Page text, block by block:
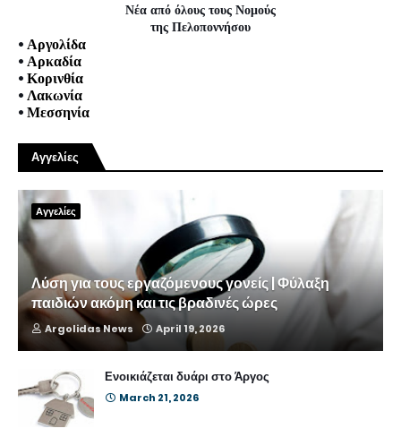
Νέα από όλους τους Νομούς
της Πελοποννήσου
• Αργολίδα
• Αρκαδία
• Κορινθία
• Λακωνία
• Μεσσηνία
Αγγελίες
Αγγελίες
Λύση για τους εργαζόμενους γονείς | Φύλαξη
παιδιών ακόμη και τις βραδινές ώρες
Argolidas News April 19, 2026
Ενοικιάζεται δυάρι στο Άργος
March 21, 2026